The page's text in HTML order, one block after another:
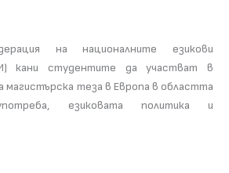
на националните езикови
кани студентите да участват в
магистърска теза в Европа в областта
езиковата политика и